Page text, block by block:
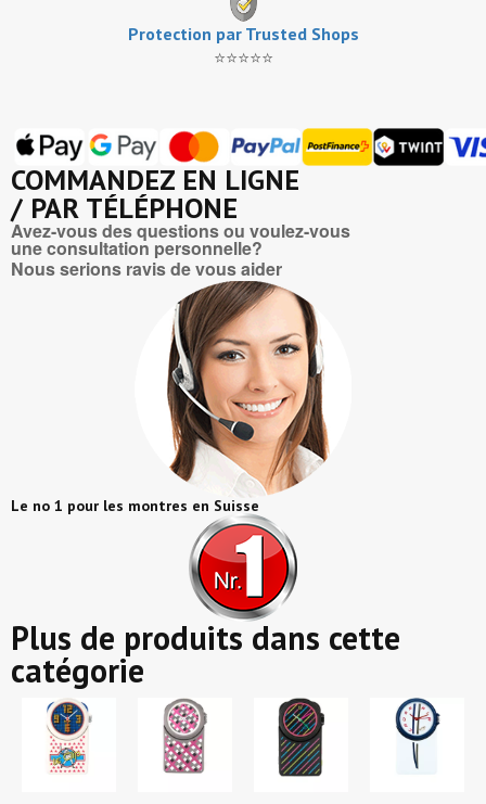
Protection par Trusted Shops
⭐⭐⭐⭐⭐
COMMANDEZ EN LIGNE
/ PAR TÉLÉPHONE
Avez-vous des questions ou voulez-vous
une consultation personnelle?
Nous serions ravis de vous aider
Le no 1 pour les montres en Suisse
Plus de produits dans cette
catégorie